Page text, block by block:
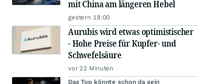
mit China am längeren Hebel
gestern 18:00
Aurubis wird etwas optimistischer
- Hohe Preise für Kupfer- und
Schwefelsäure
vor 22 Minuten
Das Top könnte schon da sein